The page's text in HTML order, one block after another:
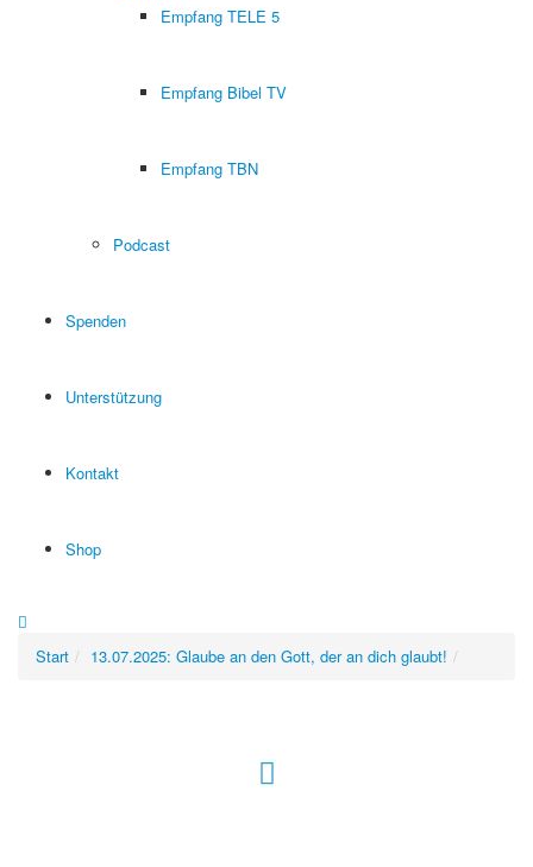
Empfang TELE 5
Empfang Bibel TV
Empfang TBN
Podcast
Spenden
Unterstützung
Kontakt
Shop
Start 13.07.2025: Glaube an den Gott, der an dich glaubt!